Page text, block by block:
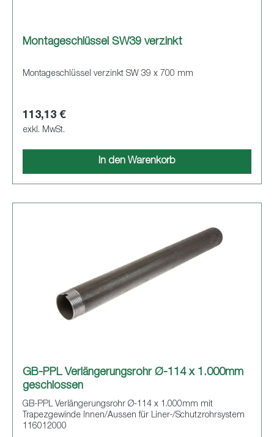
Montageschlüssel SW39 verzinkt
Montageschlüssel verzinkt SW 39 x 700 mm
113,13 €
exkl. MwSt.
In den Warenkorb
GB-PPL Verlängerungsrohr Ø-114 x 1.000mm
geschlossen
GB-PPL Verlängerungsrohr Ø-114 x 1.000mm mit
Trapezgewinde Innen/Aussen für Liner-/Schutzrohrsystem
116012000